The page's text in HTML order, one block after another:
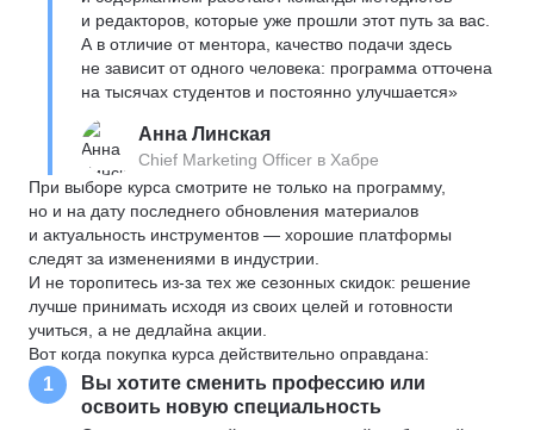
и редакторов, которые уже прошли этот путь за вас.
А в отличие от ментора, качество подачи здесь
не зависит от одного человека: программа отточена
на тысячах студентов и постоянно улучшается»
Анна Линская
Chief Marketing Officer в Хабре
При выборе курса смотрите не только на программу,
но и на дату последнего обновления материалов
и актуальность инструментов — хорошие платформы
следят за изменениями в индустрии.
И не торопитесь из-за тех же сезонных скидок: решение
лучше принимать исходя из своих целей и готовности
учиться, а не дедлайна акции.
Вот когда покупка курса действительно оправдана:
1
Вы хотите сменить профессию или
освоить новую специальность